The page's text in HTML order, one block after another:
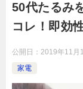
50代たるみ
コレ！即効
公開日： 2019年11月
家電